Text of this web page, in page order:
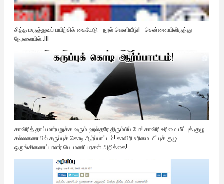
சித்த மருத்துவப் பயிற்சிக் கையேடு - நூல் வெளியீடு! - சென்னையிலிருந்து
நேரலையில்..!!!
காவிரித் தாய் மார்பறுக்க வரும் ஹல்தரே திரும்பிப் போ! காவிரி உரிமை மீட்புக் குழு
கல்லணையில் கருப்புக் கொடி ஆர்ப்பாட்டம்! காவிரி உரிமை மீட்புக் குழு
ஒருங்கிணைப்பாளர் பெ. மணியரசன் அறிக்கை!